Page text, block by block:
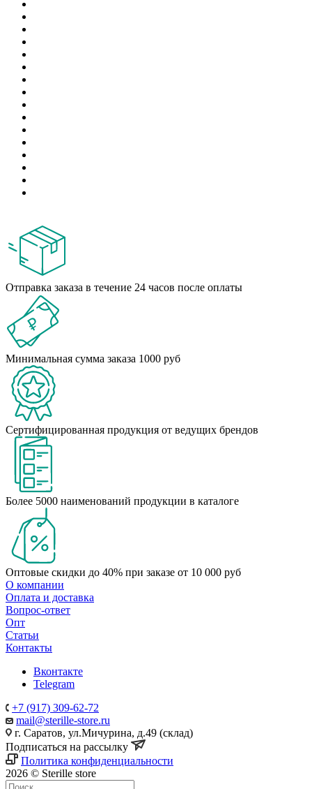
Отправка заказа в течение 24 часов после оплаты
Минимальная сумма заказа 1000 руб
Сертифицированная продукция от ведущих брендов
Более 5000 наименований продукции в каталоге
Оптовые скидки до 40% при заказе от 10 000 руб
О компании
Оплата и доставка
Вопрос-ответ
Опт
Статьи
Контакты
Вконтакте
Telegram
+7 (917) 309-62-72
mail@sterille-store.ru
г. Саратов, ул.Мичурина, д.49 (склад)
Подписаться на рассылку
Политика конфиденциальности
2026 © Sterille store